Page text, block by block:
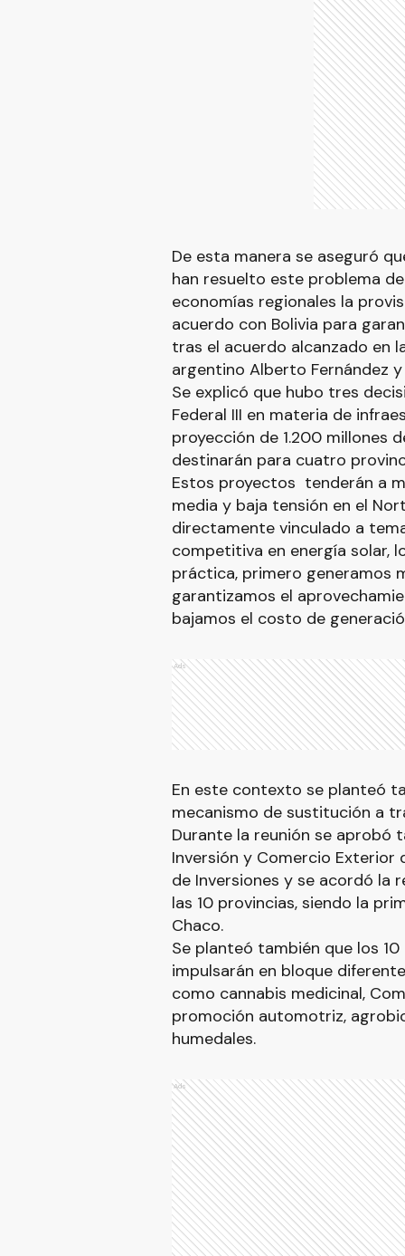
De esta manera se aseguró
han resuelto este problema
economías regionales la
acuerdo con Bolivia para
tras el acuerdo alcanzado en
argentino Alberto Fernández
Se explicó que hubo tres
Federal III en materia de
proyección de 1.200 millones
destinarán para cuatro
Estos proyectos tenderán a
media y baja tensión en el
directamente vinculado a
competitiva en energía solar,
práctica, primero generamos
garantizamos el
bajamos el costo de
Ads
En este contexto se planteó
mecanismo de sustitución a
Durante la reunión se aprobó
Inversión y Comercio Exterior
de Inversiones y se acordó la
las 10 provincias, siendo la
Chaco.
Se planteó también que los
impulsarán en bloque
como cannabis medicinal,
promoción automotriz,
humedales.
Ads